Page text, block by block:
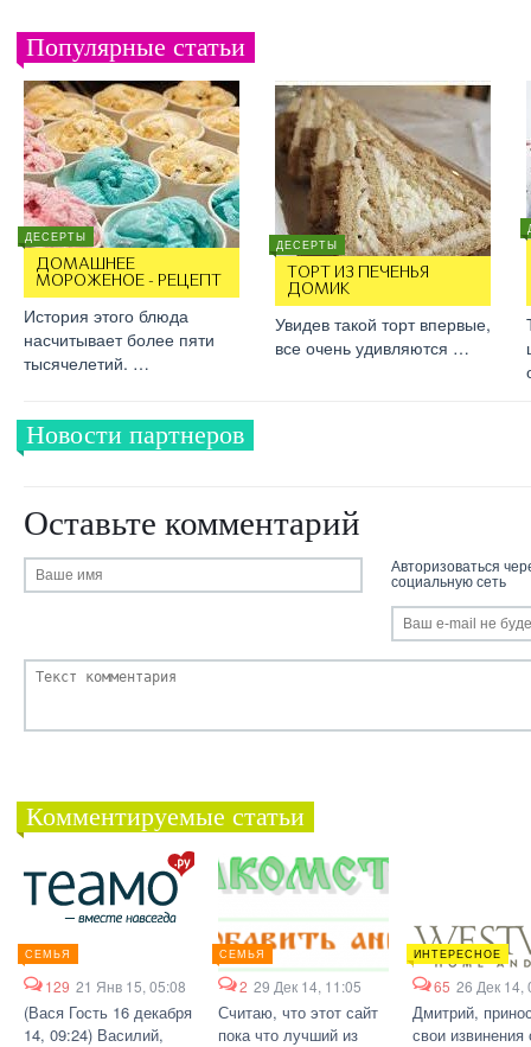
Популярные статьи
ДЕСЕРТЫ
ДОМАШНЕЕ
МОРОЖЕНОЕ - РЕЦЕПТ
История этого блюда
насчитывает более пяти
тысячелетий. …
ДЕСЕРТЫ
ТОРТ ИЗ ПЕЧЕНЬЯ
ДОМИК
Увидев такой торт впервые,
все очень удивляются …
Новости партнеров
Оставьте комментарий
Авторизоваться
социальную сеть
Комментируемые статьи
СЕМЬЯ
129 21 Янв 15, 05:08
(Вася Гость 16 декабря
14, 09:24) Василий,
СЕМЬЯ
2 29 Дек 14, 11:05
Считаю, что этот сайт
пока что лучший из
ИНТЕРЕСНОЕ
65 26 Дек 14,
Дмитрий,
свои извинения